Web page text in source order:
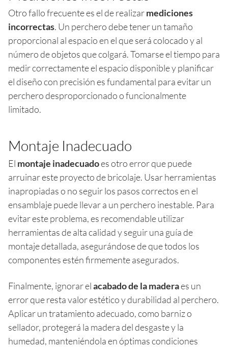
Otro fallo frecuente es el de realizarmediciones
incorrectas. Un perchero debe tener un tamaño
proporcional al espacio en el que será colocado y al
número de objetos que colgará. Tomarse el tiempo para
medir correctamente el espacio disponible y planificar
el diseño con precisión es fundamental para evitar un
perchero desproporcionado o funcionalmente
limitado.
Montaje Inadecuado
El montaje inadecuadoes otro error que puede
arruinar este proyecto de bricolaje. Usar herramientas
inapropiadas o no seguir los pasos correctos en el
ensamblaje puede llevar a un perchero inestable. Para
evitar este problema, es recomendable utilizar
herramientas de alta calidad y seguir una guía de
montaje detallada, asegurándose de que todos los
componentes estén firmemente asegurados.
Finalmente, ignorar elacabado de la maderaes un
error que resta valor estético y durabilidad al perchero.
Aplicar un tratamiento adecuado, como barniz o
sellador, protegerá la madera del desgaste y la
humedad, manteniéndola en óptimas condiciones